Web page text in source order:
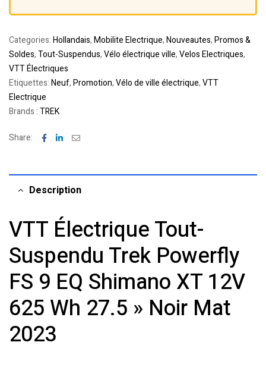
Categories:Hollandais,Mobilite Electrique,Nouveautes,Promos &
Soldes,Tout-Suspendus,Vélo électrique ville,Velos Electriques,
VTT Électriques
Etiquettes:Neuf,Promotion,Vélo de ville électrique,VTT
Electrique
Brands :TREK
Share: Facebook
LinkedinEmail
Description
VTT Électrique Tout-
Suspendu Trek Powerfly
FS 9 EQ Shimano XT 12V
625 Wh 27.5 » Noir Mat
2023